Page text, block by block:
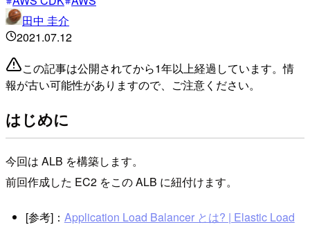
田中 圭介
2021.07.12
この記事は公開されてから1年以上経過しています。情
報が古い可能性がありますので、ご注意ください。
はじめに
今回は ALB を構築します。
前回作成した EC2 をこの ALB に紐付けます。
[参考]： Application Load Balancer とは? | Elastic Load